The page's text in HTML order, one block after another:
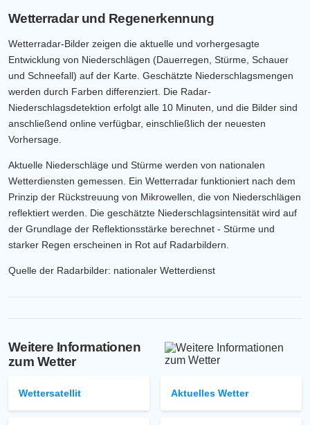
Wetterradar und Regenerkennung
Wetterradar-Bilder zeigen die aktuelle und vorhergesagte
Entwicklung von Niederschlägen (Dauerregen, Stürme, Schauer
und Schneefall) auf der Karte. Geschätzte Niederschlagsmengen
werden durch Farben differenziert. Die Radar-
Niederschlagsdetektion erfolgt alle 10 Minuten, und die Bilder sind
anschließend online verfügbar, einschließlich der neuesten
Vorhersage.
Aktuelle Niederschläge und Stürme werden von nationalen
Wetterdiensten gemessen. Ein Wetterradar funktioniert nach dem
Prinzip der Rückstreuung von Mikrowellen, die von Niederschlägen
reflektiert werden. Die geschätzte Niederschlagsintensität wird auf
der Grundlage der Reflektionsstärke berechnet - Stürme und
starker Regen erscheinen in Rot auf Radarbildern.
Quelle der Radarbilder: nationaler Wetterdienst
Weitere Informationen
zum Wetter
Wettersatellit Aktuelles Wetter